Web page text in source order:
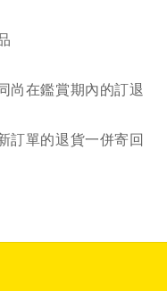
在鑑賞期內的訂退
單的退貨一併寄回